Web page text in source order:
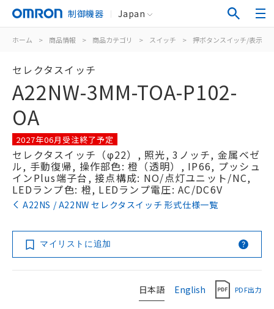
制御機器 Japan
ホーム > 商品情報 > 商品カテゴリ > スイッチ > 押ボタンスイッチ/表示灯
セレクタスイッチ
A22NW-3MM-TOA-P102-
OA
2027年06月受注終了予定
セレクタスイッチ（φ22）, 照光, 3ノッチ, 金属ベゼ
ル, 手動復帰, 操作部色: 橙（透明）, IP66, プッシュ
インPlus端子台, 接点構成: NO/点灯ユニット/NC,
LEDランプ色: 橙, LEDランプ電圧: AC/DC6V
A22NS / A22NW セレクタスイッチ 形式仕様一覧
マイリストに追加
日本語 English PDF出力